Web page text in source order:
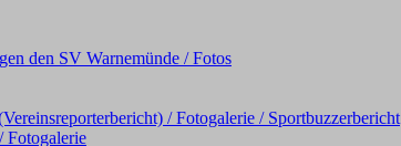
den SV Warnemünde / Fotos
/ Fotogalerie / Sportbuzzerbericht
Fotogalerie